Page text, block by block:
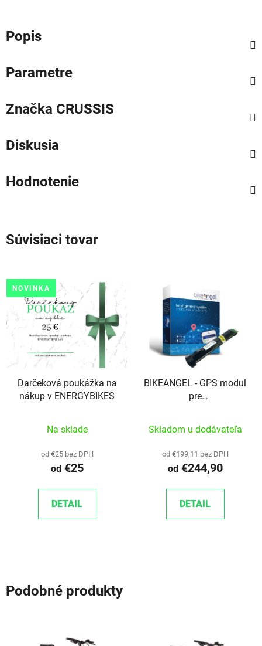
Popis
Parametre
Značka CRUSSIS
Diskusia
Hodnotenie
Súvisiaci tovar
NOVINKA
Darčeková poukážka na
nákup v ENERGYBIKES
Na sklade
od €25 bez DPH
od€25
DETAIL
BIKEANGEL - GPS modul
pre
Skladom u dodávateľa
od €199,11 bez DPH
od€244,90
DETAIL
Podobné produkty